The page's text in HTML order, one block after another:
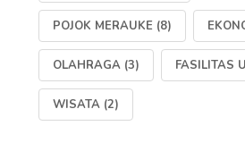
POJOK MERAUKE (8)
OLAHRAGA (3) FASILITAS
WISATA (2)